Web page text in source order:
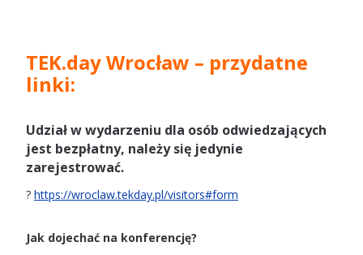
TEK.day Wrocław – przydatne
linki:
Udział w wydarzeniu dla osób odwiedzających
jest bezpłatny, należy się jedynie
zarejestrować.
? https://wroclaw.tekday.pl/visitors#form
Jak dojechać na konferencję?